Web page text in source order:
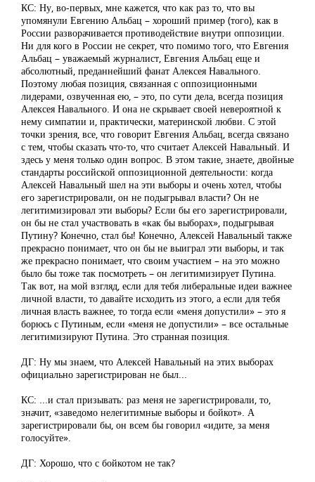
КС: Ну, во-первых, мне кажется, что как раз то, что вы
упомянули Евгению Альбац – хороший пример (того), как в
России разворачивается противодействие внутри оппозиции.
Ни для кого в России не секрет, что помимо того, что Евгения
Альбац – уважаемый журналист, Евгения Альбац еще и
абсолютный, преданнейший фанат Алексея Навального.
Поэтому любая позиция, связанная с оппозиционными
лидерами, озвученная ею, – это, по сути дела, всегда позиция
Алексея Навального. И она не скрывает своей невероятной к
нему симпатии и, практически, материнской любви. С этой
точки зрения, все, что говорит Евгения Альбац, всегда связано
с тем, чтобы сказать что-то, что считает Алексей Навальный. И
здесь у меня только один вопрос. В этом такие, знаете, двойные
стандарты российской оппозиционной деятельности: когда
Алексей Навальный шел на эти выборы и очень хотел, чтобы
его зарегистрировали, он не подыгрывал власти? Он не
легитимизировал эти выборы? Если бы его зарегистрировали,
он бы не стал участвовать в «как бы выборах», подыгрывая
Путину? Конечно, стал бы! Конечно, Алексей Навальный также
прекрасно понимает, что он бы не выиграл эти выборы, и так
же прекрасно понимает, что своим участием – на это можно
было бы тоже так посмотреть – он легитимизирует Путина.
Так вот, на мой взгляд, если для тебя либеральные идеи важнее
личной власти, то давайте исходить из этого, а если для тебя
личная власть важнее, то тогда если «меня допустили» – это я
борюсь с Путиным, если «меня не допустили» – все остальные
легитимизируют Путина. Это странная позиция.
ДГ: Ну мы знаем, что Алексей Навальный на этих выборах
официально зарегистрирован не был...
КС: ...и стал призывать: раз меня не зарегистрировали, то,
значит, «заведомо нелегитимные выборы и бойкот». А
зарегистрировали бы, он всем бы говорил «идите, за меня
голосуйте».
ДГ: Хорошо, что с бойкотом не так?